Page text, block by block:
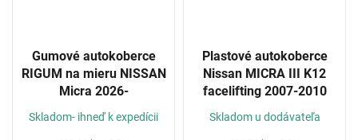
Gumové autokoberce
RIGUM na mieru NISSAN
Micra 2026-
Skladom- ihneď k expedícii
Plastové autokoberce
Nissan MICRA III K12
facelifting 2007-2010
Skladom u dodávateľa